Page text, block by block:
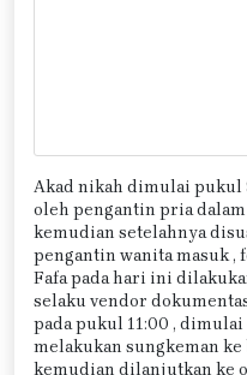
Akad nikah dimulai pukul
oleh pengantin pria
kemudian setelahnya
pengantin wanita masuk ,
Fafa pada hari ini
selaku vendor
pada pukul 11:00 ,
melakukan sungkeman
kemudian dilanjutkan ke